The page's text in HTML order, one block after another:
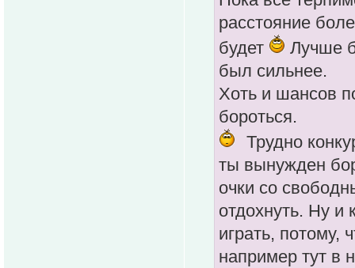
расстояние
будет
Лучше
был сильнее.
Хоть и шансов
бороться.
Трудно
ты вынужден
очки со
отдохнуть. Ну и
играть, потому,
например тут в